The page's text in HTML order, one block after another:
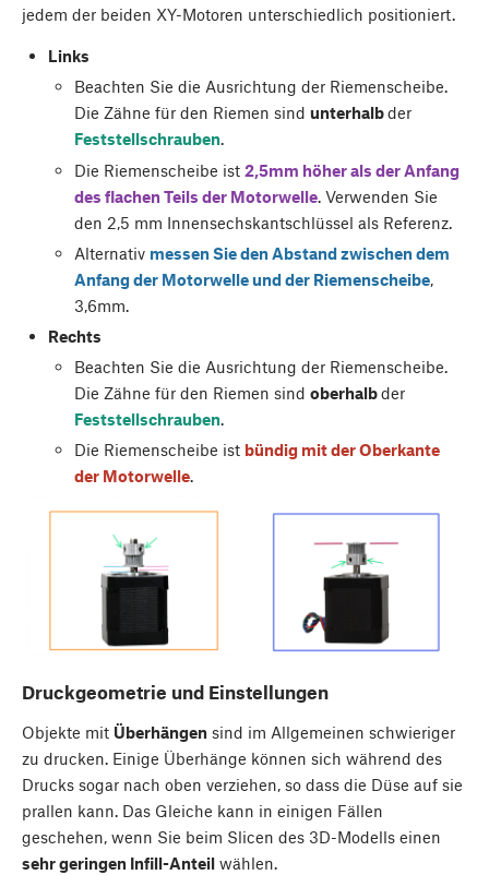
jedem der beiden XY-Motoren unterschiedlich positioniert.
Links
Beachten Sie die Ausrichtung der Riemenscheibe.
Die Zähne für den Riemen sind unterhalbder
Feststellschrauben.
Die Riemenscheibe ist 2,5mm höher als der Anfang
des flachen Teils der Motorwelle. Verwenden Sie
den 2,5 mm Innensechskantschlüssel als Referenz.
Alternativ messen Sie den Abstand zwischen dem
Anfang der Motorwelle und der Riemenscheibe,
3,6mm.
Rechts
Beachten Sie die Ausrichtung der Riemenscheibe.
Die Zähne für den Riemen sind oberhalbder
Feststellschrauben.
Die Riemenscheibe ist bündig mit der Oberkante
der Motorwelle.
Druckgeometrie und Einstellungen
Objekte mit Überhängen sind im Allgemeinen schwieriger
zu drucken. Einige Überhänge können sich während des
Drucks sogar nach oben verziehen, so dass die Düse auf sie
prallen kann. Das Gleiche kann in einigen Fällen
geschehen, wenn Sie beim Slicen des 3D-Modells einen
sehr geringen Infill-Anteil wählen.